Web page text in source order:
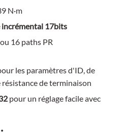
N·m
17bits
ou 16 paths PR
les paramètres d'ID, de
de terminaison
pour un réglage facile avec